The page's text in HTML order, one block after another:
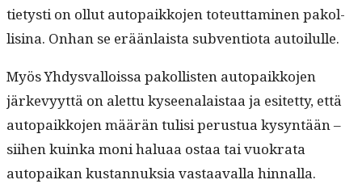
tietysti on ollut autopaikko­jen toteut­ta­mi­nen pakol­
lisi­na. Onhan se erään­laista sub­ven­tio­ta autoilulle.
Myös Yhdys­val­lois­sa pakol­lis­ten autopaikko­jen
järkevyyt­tä on alet­tu kyseenalais­taa ja esitet­ty, että
autopaikko­jen määrän tulisi perus­tua kysyn­tään –
siihen kuin­ka moni halu­aa ostaa tai vuokra­ta
autopaikan kus­tan­nuk­sia vas­taaval­la hin­nal­la.